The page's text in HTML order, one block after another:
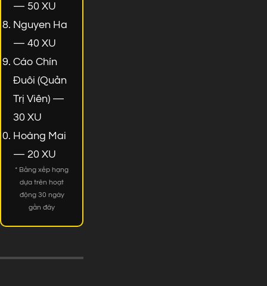
— 50 XU
Nguyen Ha
— 40 XU
Cáo Chín
Đuôi (Quản
Trị Viên) —
30 XU
Hoàng Mai
— 20 XU
* Bảng xếp hạng
dựa trên hoạt
động 30 ngày
gần đây